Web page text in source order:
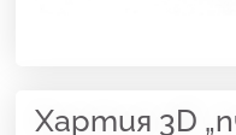
Хартия 3D